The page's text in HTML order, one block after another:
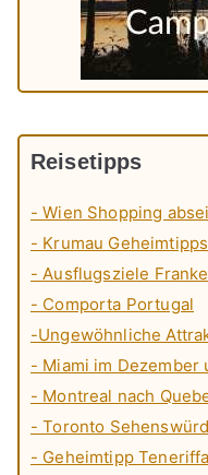
Reisetipps
- Wien Shopping
- Krumau Geheimtipps
- Ausflugsziele
- Comporta Portugal
-Ungewöhnliche
- Miami im Dezember
- Montreal nach
- Toronto
- Geheimtipp